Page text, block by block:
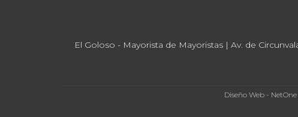
El Goloso - Mayorista de Mayoristas | Av. de
Diseño Web - NetOne